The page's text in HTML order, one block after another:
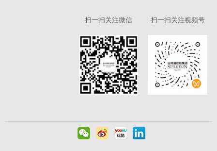
扫一扫关注视频号
扫一扫关注微信